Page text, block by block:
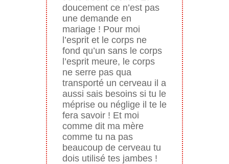
doucement ce n’est pas
une demande en
mariage ! Pour moi
l’esprit et le corps ne
fond qu’un sans le corps
l’esprit meure, le corps
ne serre pas qua
transporté un cerveau il a
aussi sais besoins si tu le
méprise ou néglige il te le
fera savoir ! Et moi
comme dit ma mère
comme tu na pas
beaucoup de cerveau tu
dois utilisé tes jambes !